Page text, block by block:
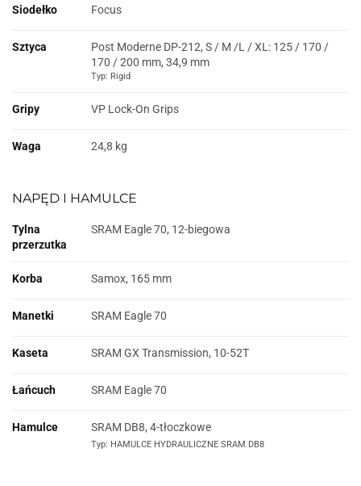
Siodełko Focus
Sztyca
Post Moderne DP-212, S / M /L / XL: 125 / 170 /
170 / 200 mm, 34,9 mm
Typ: Rigid
Gripy VP Lock-On Grips
Waga 24,8 kg
NAPĘD I HAMULCE
Tylna
przerzutka
SRAM Eagle 70, 12-biegowa
Korba Samox, 165 mm
Manetki SRAM Eagle 70
Kaseta SRAM GX Transmission, 10-52T
Łańcuch SRAM Eagle 70
Hamulce SRAM DB8, 4-tłoczkowe
Typ: HAMULCE HYDRAULICZNE SRAM DB8